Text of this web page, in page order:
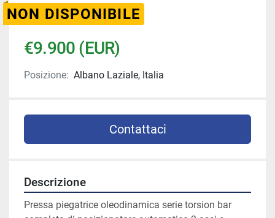
NON DISPONIBILE
€9.900 (EUR)
Posizione: Albano Laziale, Italia
Contattaci
Descrizione
Pressa piegatrice oleodinamica serie torsion bar